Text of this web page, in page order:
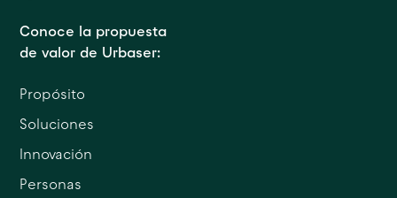
Conoce la propuesta
de valor de Urbaser:
Propósito
Soluciones
Innovación
Personas